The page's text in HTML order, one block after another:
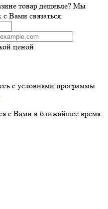
товар дешевле? Мы
Вами связаться:
ценой
с условиями программы
с Вами в ближайшее время.